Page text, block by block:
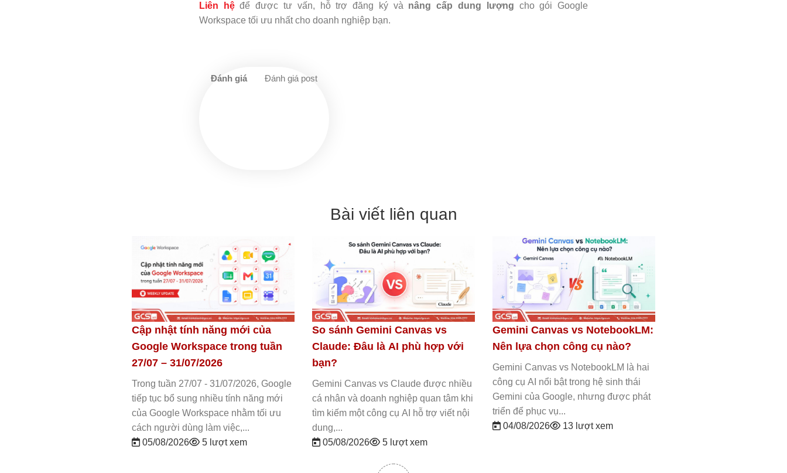
Liên hệđể được tư vấn, hỗ trợ đăng ký và nâng cấp dung lượng cho gói Google
Workspace tối ưu nhất cho doanh nghiệp bạn.
Đánh giá post
Bài viết liên quan
So sánh Gemini Canvas vs
Claude: Đâu là AI phù hợp với
Gemini Canvas vs Claude được nhiều
cá nhân và doanh nghiệp quan tâm khi
tìm kiếm một công cụ AI hỗ trợ viết nội
5 lượt xem
Gemini Canvas vs NotebookLM:
Nên lựa chọn công cụ nào?
Gemini Canvas vs NotebookLM là hai
công cụ AI nổi bật trong hệ sinh thái
Gemini của Google, nhưng được phát
triển để phục vụ...
13 lượt xem
So sánh Gemini Canvas vs
Deep Research: Nên chọn công
Gemini Canvas vs Deep Research là
hai tính năng AI nổi bật trong hệ sinh
thái Gemini của Google, nhưng được
thiết kế để phục...
Gemini Canvas vs Google AI
Studio: Khác nhau ở đâu và nên
chọn công cụ nào?
Gemini Canvas vs Google AI Studio là
hai công cụ AI của Google nhưng
hoàn toàn khác nhau....